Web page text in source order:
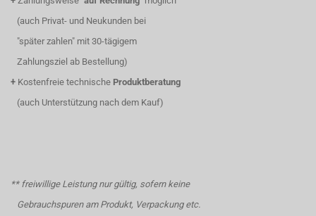
(auch Privat- und Neukunden bei
"später zahlen" mit 30-tägigem
Zahlungsziel ab Bestellung)
+ Kostenfreie technische Produktberatung
(auch Unterstützung nach dem Kauf)
** freiwillige Leistung nur gültig, sofern keine
Gebrauchspuren am Produkt, Verpackung etc.